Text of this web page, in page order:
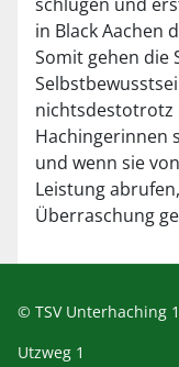
in Black Aachen
Somit gehen die
nichtsdestotrotz
Hachingerinnen
und wenn sie
Leistung
Überraschung
© TSV Unterhaching
Utzweg 1